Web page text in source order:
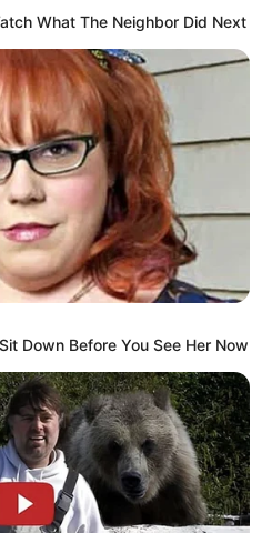
What The Neighbor Did Next
Down Before You See Her Now